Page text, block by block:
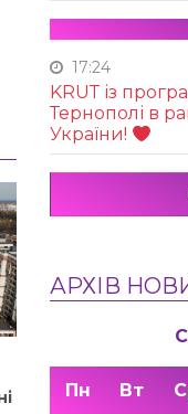
17:24
KRUТ із
Тернополі в
України!
АРХІВ
Пн Вт